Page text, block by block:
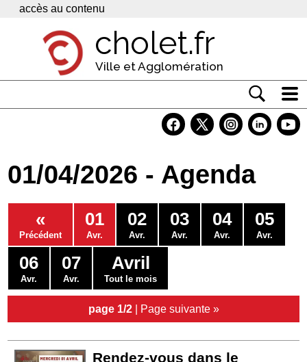
Panneau de gestion des cookies
accès au contenu
cholet.fr
Ville et Agglomération
Economie
Services
Contacts
01/04/2026 - Agenda
«
Précédent
01
Avr.
02
Avr.
03
Avr.
04
Avr.
05
Avr.
06
Avr.
07
Avr.
Avril
Tout le mois
page 1/2| Page suivante »
Rendez-vous dans le